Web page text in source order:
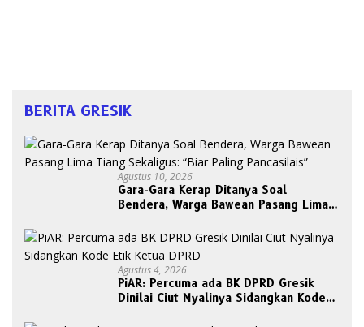
BERITA GRESIK
Agustus 10, 2026
Gara-Gara Kerap Ditanya Soal
Bendera, Warga Bawean Pasang Lima
Pancasilais”
Agustus 4, 2026
PiAR: Percuma ada BK DPRD Gresik
Dinilai Ciut Nyalinya Sidangkan Kode